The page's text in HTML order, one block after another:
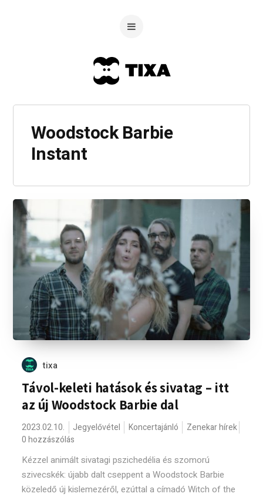
Woodstock Barbie
Instant
tixa
Távol-keleti hatások és sivatag – itt
az új Woodstock Barbie dal
2023.02.10. Jegyelővétel Koncertajánló
Zenekar hírek
0 hozzászólás
Kézzel animált sivatagi pszichedélia és szomorú
szivecskék: újabb dalt cseppent a Woodstock Barbie
közeledő új kislemezéről, ezúttal a címadó Witch of the